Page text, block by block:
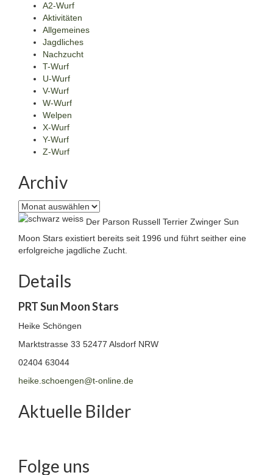
A2-Wurf
Aktivitäten
Allgemeines
Jagdliches
Nachzucht
T-Wurf
U-Wurf
V-Wurf
W-Wurf
Welpen
X-Wurf
Y-Wurf
Z-Wurf
Archiv
Archiv
Der Parson Russell Terrier Zwinger Sun
Moon Stars existiert bereits seit 1996 und führt seither eine
erfolgreiche jagdliche Zucht.
Details
PRT Sun Moon Stars
Heike Schöngen
Marktstrasse 33 52477 Alsdorf NRW
02404 63044
heike.schoengen@t-online.de
Aktuelle Bilder
Folge uns